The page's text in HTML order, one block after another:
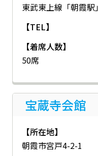
東武東上線「朝霞
【TEL】
【着席人数】
50席
宝蔵寺会館
【所在地】
朝霞市宮戸4-2-1